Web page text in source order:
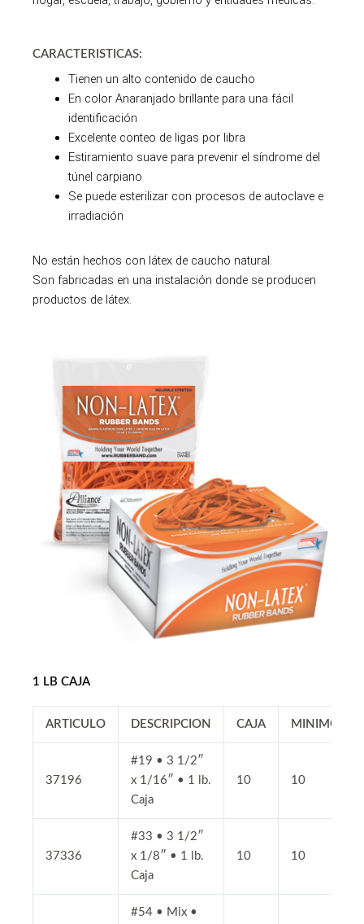
CARACTERISTICAS:
Tienen un alto contenido de caucho
En color Anaranjado brillante para una fácil
identificación
Excelente conteo de ligas por libra
Estiramiento suave para prevenir el síndrome del
túnel carpiano
Se puede esterilizar con procesos de autoclave e
irradiación
No están hechos con látex de caucho natural.
Son fabricadas en una instalación donde se producen
productos de látex.
1 LB CAJA
ARTICULO DESCRIPCION CAJA MINIMO
37196
#19 • 3 1/2″
x 1/16″ • 1 lb.
Caja
10 10
37336
#33 • 3 1/2″
x 1/8″ • 1 lb.
Caja
10 10
#54 • Mix •